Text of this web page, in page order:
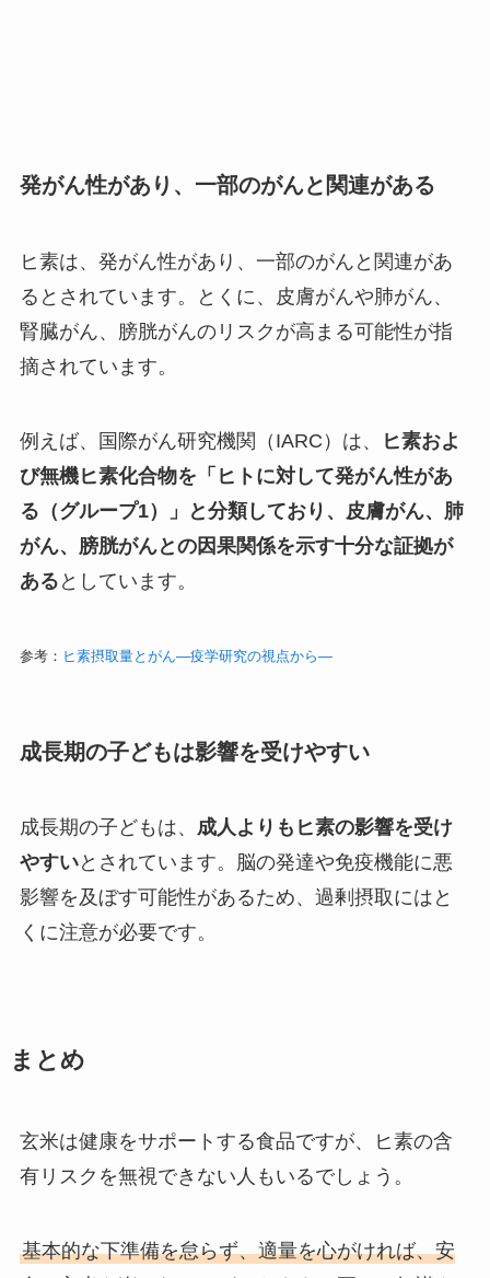
発がん性があり、一部のがんと関連がある
ヒ素は、発がん性があり、一部のがんと関連があ
るとされています。とくに、皮膚がんや肺がん、
腎臓がん、膀胱がんのリスクが高まる可能性が指
摘されています。
例えば、国際がん研究機関（IARC）は、
ヒ素およ
び無機ヒ素化合物を「ヒトに対して発がん性があ
る（グループ1）」と分類しており、皮膚がん、肺
がん、膀胱がんとの因果関係を示す十分な証拠が
ある としています。
参考： ヒ素摂取量とがん―疫学研究の視点から―
成長期の子どもは影響を受けやすい
成長期の子どもは、 成人よりもヒ素の影響を受け
やすいとされています。脳の発達や免疫機能に悪
影響を及ぼす可能性があるため、過剰摂取にはと
くに注意が必要です。
まとめ
玄米は健康をサポートする食品ですが、ヒ素の含
有リスクを無視できない人もいるでしょう。
基本的な下準備を怠らず、適量を心がければ、安